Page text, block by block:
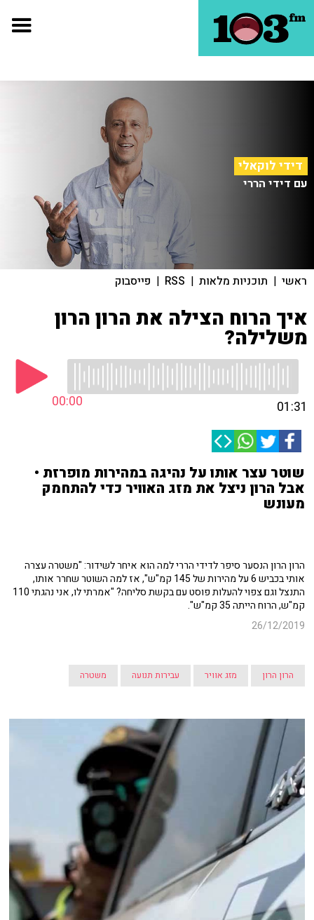
דידי לוקאלי
עם דידי הררי
ראשי | תוכניות מלאות |
RSS
| פייסבוק
איך הרוח הצילה את הרון הרון
משלילה?
00:00 01:31
שוטר עצר אותו על נהיגה במהירות מופרזת •
אבל הרון ניצל את מזג האוויר כדי להתחמק
מעונש
הרון הרון הנסער סיפר לדידי הררי למה הוא איחר לשידור: "משטרה עצרה
אותי בכביש 6 על מהירות של 145 קמ"ש", אז למה השוטר שחרר אותו,
התנצל וגם צפוי להעלות פוסט עם בקשת סליחה? "אמרתי לו, אני נהגתי 110
קמ"ש, הרוח הייתה 35 קמ"ש".
26/12/2019
הרון הרון מזג אוויר עבירות תנועה משטרה